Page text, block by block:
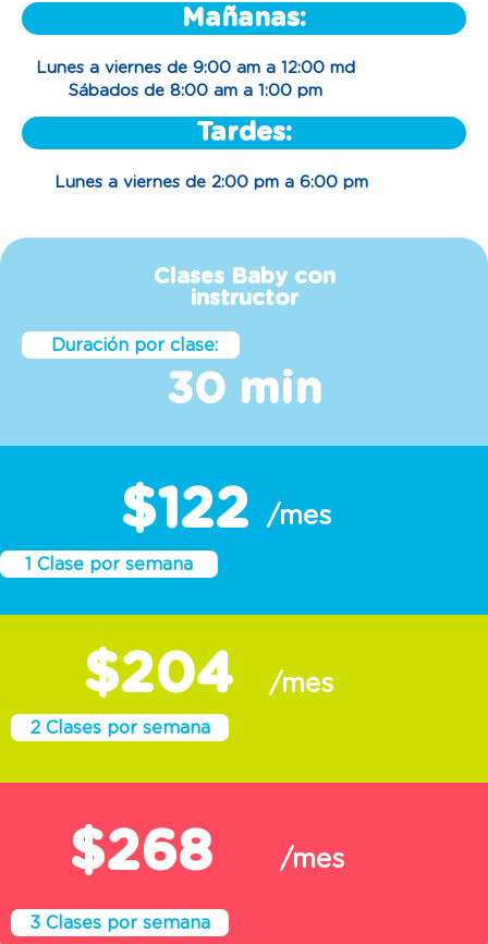
Sábados de 8:00 am a 1:00 pm
Tardes:
Clases Baby con
instructor
Duración por clase:
30 min
$122 /mes
1 Clase por semana
$204 /mes
2 Clases por semana
$268 /mes
3 Clases por semana